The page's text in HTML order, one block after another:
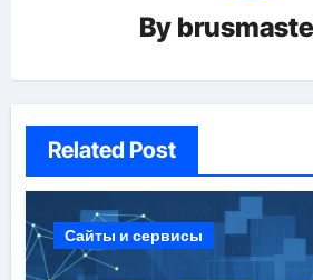
By
Related Post
Сайты и сервисы